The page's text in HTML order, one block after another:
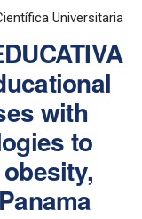
Universitaria
with
to